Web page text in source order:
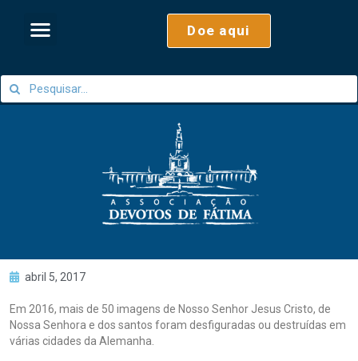
Doe aqui
abril 5, 2017
Em 2016, mais de 50 imagens de Nosso Senhor Jesus Cristo, de
Nossa Senhora e dos santos foram desfiguradas ou destruídas em
várias cidades da Alemanha.